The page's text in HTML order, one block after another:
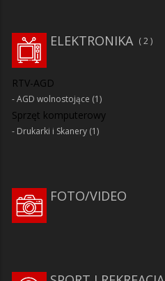
2
ELEKTRONIKA
RTV-AGD
AGD wolnostojące (1)
Sprzęt komputerowy
Drukarki i Skanery (1)
FOTO/VIDEO